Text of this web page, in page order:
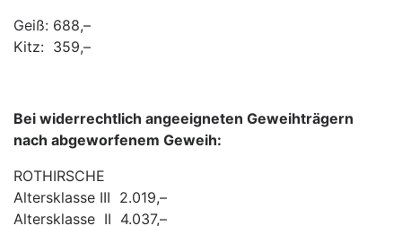
Geiß: 688,–
Kitz: 359,–
Bei widerrechtlich angeeigneten Geweihträgern
nach abgeworfenem Geweih:
ROTHIRSCHE
Altersklasse III 2.019,–
Altersklasse II 4.037,–